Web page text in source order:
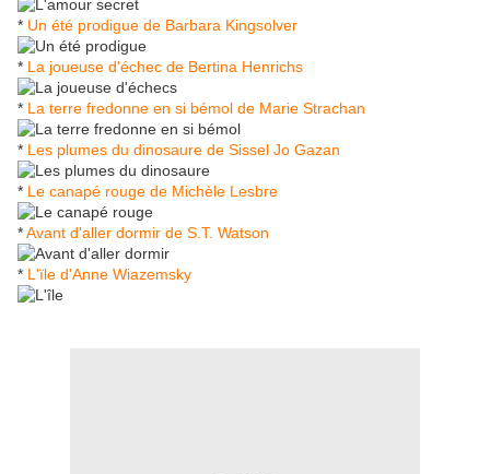
* Un été prodigue de Barbara Kingsolver
* La joueuse d'échec de Bertina Henrichs
* La terre fredonne en si bémol de Marie Strachan
* Les plumes du dinosaure de Sissel Jo Gazan
* Le canapé rouge de Michèle Lesbre
*Avant d'aller dormir de S.T. Watson
* L'ïle d'Anne Wiazemsky